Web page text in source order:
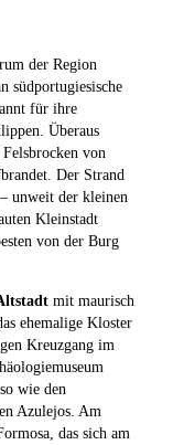
der Region
südportugiesische
für ihre
Überaus
von
Der Strand
unweit der kleinen
Kleinstadt
von der Burg
mit maurisch
ehemalige Kloster
Kreuzgang im
wie den
Azulejos. Am
das sich am